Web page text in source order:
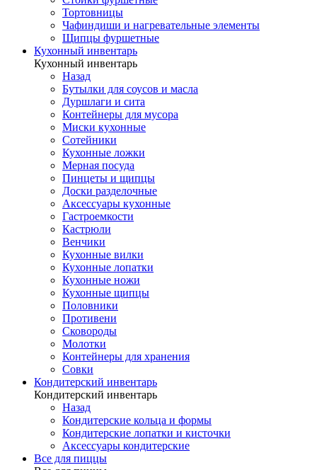
Тортовницы
Чафиндиши и нагревательные элементы
Щипцы фуршетные
Кухонный инвентарь
Кухонный инвентарь
Назад
Бутылки для соусов и масла
Дуршлаги и сита
Контейнеры для мусора
Миски кухонные
Сотейники
Кухонные ложки
Мерная посуда
Пинцеты и щипцы
Доски разделочные
Аксессуары кухонные
Гастроемкости
Кастрюли
Венчики
Кухонные вилки
Кухонные лопатки
Кухонные ножи
Кухонные щипцы
Половники
Противени
Сковороды
Молотки
Контейнеры для хранения
Совки
Кондитерский инвентарь
Кондитерский инвентарь
Назад
Кондитерские кольца и формы
Кондитерские лопатки и кисточки
Аксессуары кондитерские
Все для пиццы